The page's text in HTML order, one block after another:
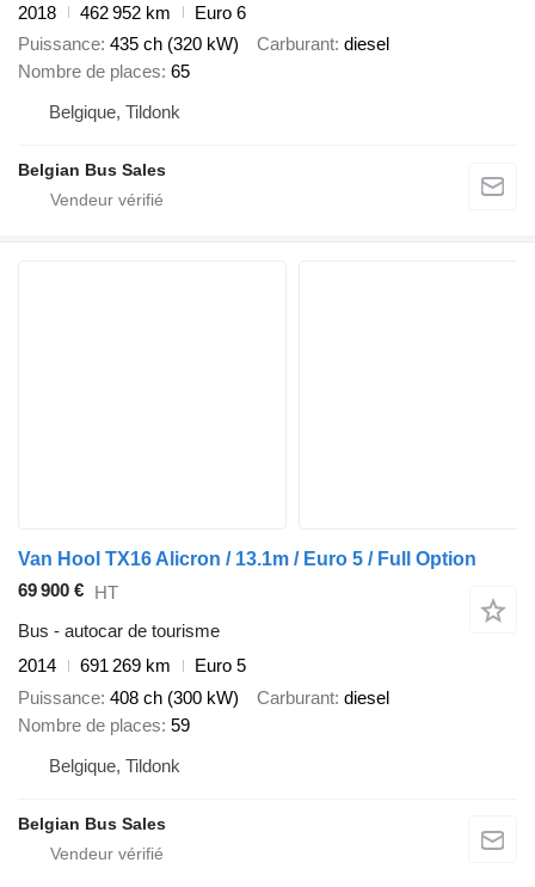
2018
462 952 km
Euro 6
Puissance 435 ch (320 kW) Carburant diesel
Nombre de places 65
Belgique, Tildonk
Belgian Bus Sales
Van Hool TX16 Alicron / 13.1m / Euro 5 / Full Option
69 900 € HT
Bus - autocar de tourisme
2014
691 269 km
Euro 5
Puissance 408 ch (300 kW) Carburant diesel
Nombre de places 59
Belgique, Tildonk
Belgian Bus Sales